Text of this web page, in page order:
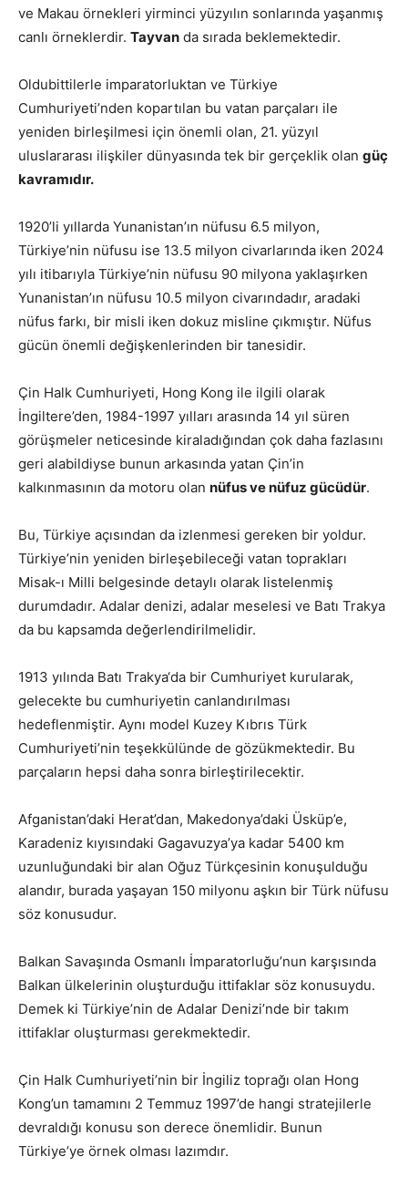
ve Makau örnekleri yirminci yüzyılın sonlarında yaşanmış
canlı örneklerdir. Tayvan da sırada beklemektedir.
Oldubittilerle imparatorluktan ve Türkiye
Cumhuriyeti’nden kopartılan bu vatan parçaları ile
yeniden birleşilmesi için önemli olan, 21. yüzyıl
uluslararası ilişkiler dünyasında tek bir gerçeklik olan güç
kavramıdır.
1920’li yıllarda Yunanistan’ın nüfusu 6.5 milyon,
Türkiye’nin nüfusu ise 13.5 milyon civarlarında iken 2024
yılı itibarıyla Türkiye’nin nüfusu 90 milyona yaklaşırken
Yunanistan’ın nüfusu 10.5 milyon civarındadır, aradaki
nüfus farkı, bir misli iken dokuz misline çıkmıştır. Nüfus
gücün önemli değişkenlerinden bir tanesidir.
Çin Halk Cumhuriyeti, Hong Kong ile ilgili olarak
İngiltere’den, 1984-1997 yılları arasında 14 yıl süren
görüşmeler neticesinde kiraladığından çok daha fazlasını
geri alabildiyse bunun arkasında yatan Çin’in
kalkınmasının da motoru olan nüfus ve nüfuz gücüdür.
Bu, Türkiye açısından da izlenmesi gereken bir yoldur.
Türkiye’nin yeniden birleşebileceği vatan toprakları
Misak-ı Milli belgesinde detaylı olarak listelenmiş
durumdadır. Adalar denizi, adalar meselesi ve Batı Trakya
da bu kapsamda değerlendirilmelidir.
1913 yılında Batı Trakya‘da bir Cumhuriyet kurularak,
gelecekte bu cumhuriyetin canlandırılması
hedeflenmiştir. Aynı model Kuzey Kıbrıs Türk
Cumhuriyeti’nin teşekkülünde de gözükmektedir. Bu
parçaların hepsi daha sonra birleştirilecektir.
Afganistan’daki Herat’dan, Makedonya’daki Üsküp’e,
Karadeniz kıyısındaki Gagavuzya’ya kadar 5400 km
uzunluğundaki bir alan Oğuz Türkçesinin konuşulduğu
alandır, burada yaşayan 150 milyonu aşkın bir Türk nüfusu
söz konusudur.
Balkan Savaşında Osmanlı İmparatorluğu’nun karşısında
Balkan ülkelerinin oluşturduğu ittifaklar söz konusuydu.
Demek ki Türkiye’nin de Adalar Denizi’nde bir takım
ittifaklar oluşturması gerekmektedir.
Çin Halk Cumhuriyeti’nin bir İngiliz toprağı olan Hong
Kong’un tamamını 2 Temmuz 1997’de hangi stratejilerle
devraldığı konusu son derece önemlidir. Bunun
Türkiye’ye örnek olması lazımdır.